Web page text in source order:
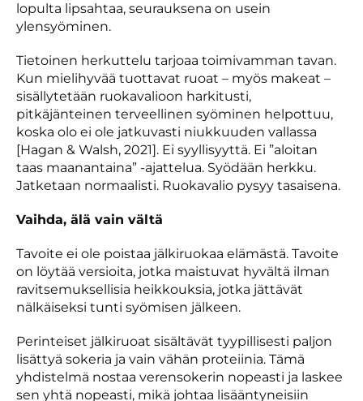
lopulta lipsahtaa, seurauksena on usein
ylensyöminen.
Tietoinen herkuttelu tarjoaa toimivamman tavan.
Kun mielihyvää tuottavat ruoat – myös makeat –
sisällytetään ruokavalioon harkitusti,
pitkäjänteinen terveellinen syöminen helpottuu,
koska olo ei ole jatkuvasti niukkuuden vallassa
[Hagan & Walsh, 2021]. Ei syyllisyyttä. Ei ”aloitan
taas maanantaina” -ajattelua. Syödään herkku.
Jatketaan normaalisti. Ruokavalio pysyy tasaisena.
Vaihda, älä vain vältä
Tavoite ei ole poistaa jälkiruokaa elämästä. Tavoite
on löytää versioita, jotka maistuvat hyvältä ilman
ravitsemuksellisia heikkouksia, jotka jättävät
nälkäiseksi tunti syömisen jälkeen.
Perinteiset jälkiruoat sisältävät tyypillisesti paljon
lisättyä sokeria ja vain vähän proteiinia. Tämä
yhdistelmä nostaa verensokerin nopeasti ja laskee
sen yhtä nopeasti, mikä johtaa lisääntyneisiin